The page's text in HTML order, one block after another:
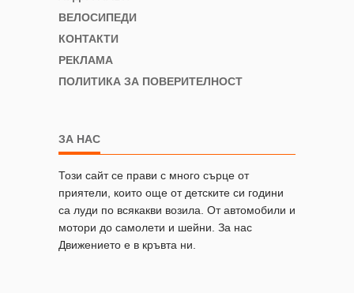
ВЕЛОСИПЕДИ
КОНТАКТИ
РЕКЛАМА
ПОЛИТИКА ЗА ПОВЕРИТЕЛНОСТ
ЗА НАС
Този сайт се прави с много сърце от
приятели, които още от детските си години
са луди по всякакви возила. От автомобили и
мотори до самолети и шейни. За нас
Движението е в кръвта ни.